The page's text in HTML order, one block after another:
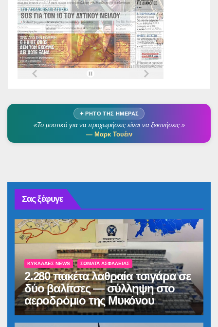
✦ ΡΗΤΌ ΤΗΣ ΗΜΈΡΑΣ
«Το μυστικό για να προχωρήσεις είναι να ξεκινήσεις.»
— Μαρκ Τουέιν
Σας ξέφυγε
ΚΥΚΛΆΔΕΣ NEWS ΣΏΜΑΤΑ ΑΣΦΑΛΕΊΑΣ
2.280 πακέτα λαθραία τσιγάρα σε
δύο βαλίτσες — σύλληψη στο
αεροδρόμιο της Μυκόνου